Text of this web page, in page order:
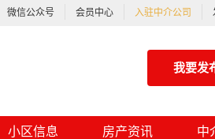
微信公众号 会员中心 入驻中介公司
我要发
小区信息 房产资讯 中